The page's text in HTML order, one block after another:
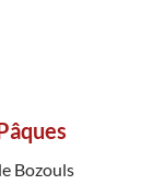
Bozouls